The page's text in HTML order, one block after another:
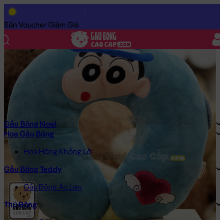
Săn Voucher Giảm Giá
Gấu Bông Noel
Hoa Gấu Bông
Hoa Hồng Khổng Lồ
Gấu Bông Teddy
Gấu Bông Áo Len
Thú Bông
Trang Chủ